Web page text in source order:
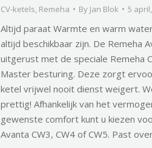
CV-ketels, Remeha By Jan Blok 5
Altijd paraat Warmte en warm
altijd beschikbaar zijn. De Remeha
uitgerust met de speciale Remeha
Master besturing. Deze zorgt
ketel vrijwel nooit dienst weigert.
prettig! Afhankelijk van het
gewenste comfort kunt u kiezen
Avanta CW3, CW4 of CW5. Past